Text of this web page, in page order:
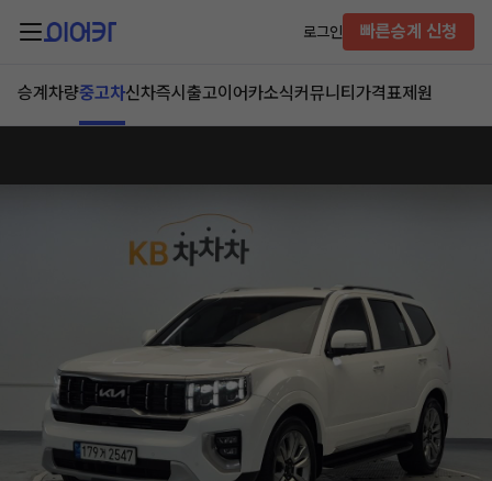
로그인 빠른승계 신청
승계차량중고차신차즉시출고이어카소식커뮤니티 가격표제원